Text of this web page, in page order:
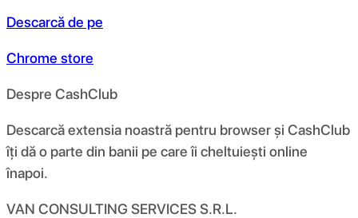
Descarcă de pe
Chrome store
Despre CashClub
Descarcă extensia noastră pentru browser și CashClub
îți dă o parte din banii pe care îi cheltuiești online
înapoi.
VAN CONSULTING SERVICES S.R.L.